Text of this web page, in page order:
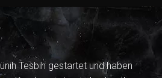
Tesbih gestartet und haben